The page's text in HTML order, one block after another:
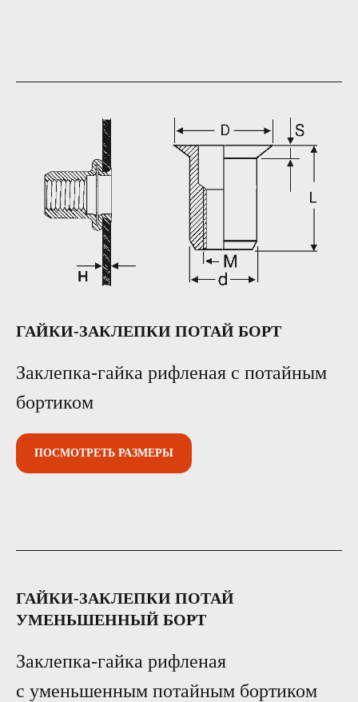
ГАЙКИ-ЗАКЛЕПКИ ПОТАЙ БОРТ
Заклепка-гайка рифленая с потайным
бортиком
ПОСМОТРЕТЬ РАЗМЕРЫ
ГАЙКИ-ЗАКЛЕПКИ ПОТАЙ
УМЕНЬШЕННЫЙ БОРТ
Заклепка-гайка рифленая
с уменьшенным потайным бортиком